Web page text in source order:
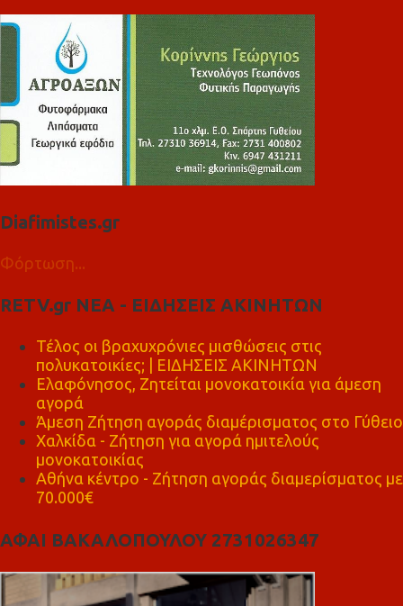
Diafimistes.gr
Φόρτωση...
RETV.gr ΝΕΑ - ΕΙΔΗΣΕΙΣ ΑΚΙΝΗΤΩΝ
Τέλος οι βραχυχρόνιες μισθώσεις στις
πολυκατοικίες; | ΕΙΔΗΣΕΙΣ ΑΚΙΝΗΤΩΝ
Ελαφόνησος, Ζητείται μονοκατοικία για άμεση
αγορά
Άμεση Ζήτηση αγοράς διαμέρισματος στο Γύθειο
Χαλκίδα - Ζήτηση για αγορά ημιτελούς
μονοκατοικίας
Αθήνα κέντρο - Ζήτηση αγοράς διαμερίσματος με
70.000€
ΑΦΑΙ ΒΑΚΑΛΟΠΟΥΛΟΥ 2731026347